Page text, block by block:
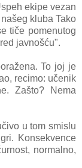
ekipe vezan
kluba Tako
tiče pomenutog
javnošću".
To joj je
recimo: učenik
Zašto? Nema
u tom smislu
Konsekvence
normalno,